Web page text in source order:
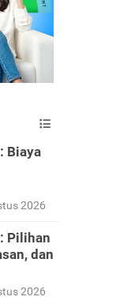
Biaya
2026
Pilihan
dan
2026